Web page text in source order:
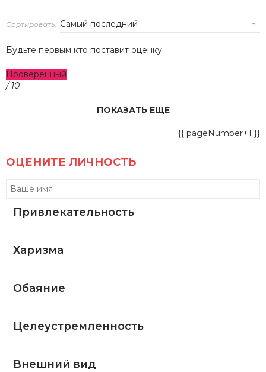
Сортировать:
Будьте первым кто поставит оценку
Проверенный
/ 10
ПОКАЗАТЬ ЕЩЕ
{{ pageNumber+1 }}
ОЦЕНИТЕ ЛИЧНОСТЬ
Привлекательность
Харизма
Обаяние
Целеустремленность
Внешний вид